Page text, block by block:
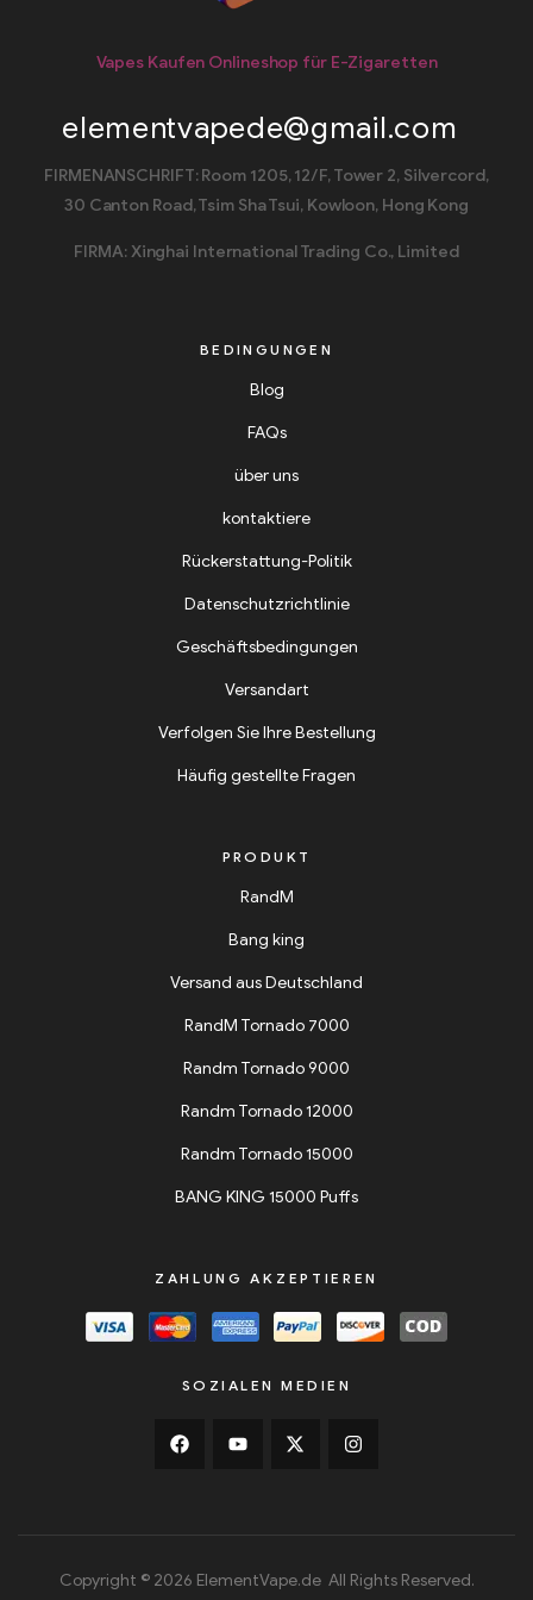
Vapes Kaufen Onlineshop für E-Zigaretten
elementvapede@gmail.com
FIRMENANSCHRIFT: Room 1205, 12/F, Tower 2, Silvercord,
30 Canton Road, Tsim Sha Tsui, Kowloon, Hong Kong
FIRMA: Xinghai International Trading Co., Limited
BEDINGUNGEN
Blog
FAQs
über uns
kontaktiere
Rückerstattung-Politik
Datenschutzrichtlinie
Geschäftsbedingungen
Versandart
Verfolgen Sie Ihre Bestellung
Häufig gestellte Fragen
PRODUKT
RandM
Bang king
Versand aus Deutschland
RandM Tornado 7000
Randm Tornado 9000
Randm Tornado 12000
Randm Tornado 15000
BANG KING 15000 Puffs
ZAHLUNG AKZEPTIEREN
SOZIALEN MEDIEN
Copyright © 2026 ElementVape.de All Rights Reserved.